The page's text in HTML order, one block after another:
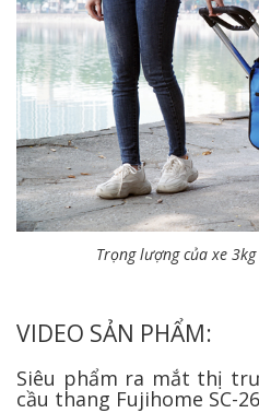
Trọng lượng của xe
VIDEO SẢN PHẨM:
Siêu phẩm ra mắt thị
cầu thang Fujihome SC-